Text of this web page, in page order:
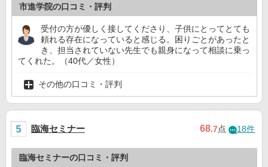
市進学院の口コミ・評判
受付の方が優しく接してくださり、子供にとってとても
頼れる存在になっていると感じる。困りごとがあったと
き、担当されていない先生でも親身になって相談に乗っ
てくれた。（40代／女性）
その他の口コミ・評判
臨海セミナー 68.7点 18件
臨海セミナーの口コミ・評判